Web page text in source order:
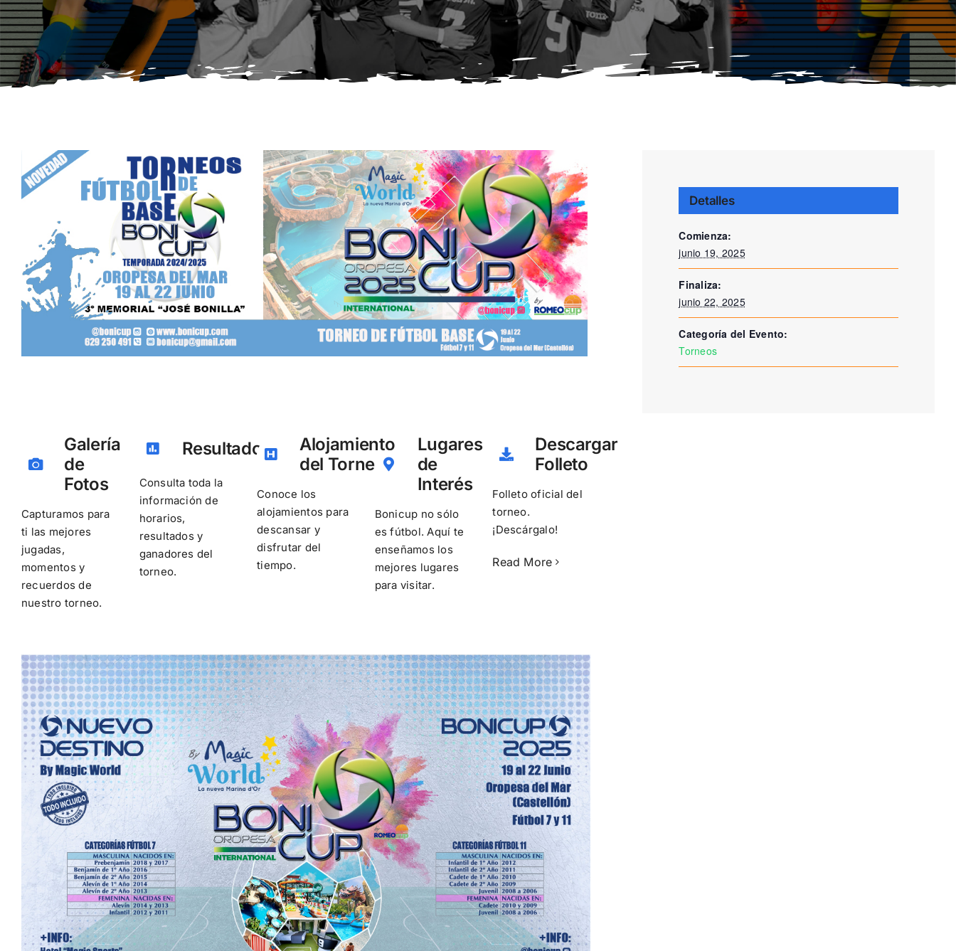
Galería
de
Fotos
Capturamos para
ti las mejores
jugadas,
momentos y
recuerdos de
nuestro torneo.
Resultados
Consulta toda la
información de
horarios,
resultados y
ganadores del
torneo.
Alojamiento
del Torneo
Conoce los
alojamientos para
descansar y
disfrutar del
tiempo.
Lugares
de
Interés
Bonicup no sólo
es fútbol. Aquí te
enseñamos los
mejores lugares
para visitar.
Descargar
Folleto
Folleto oficial del
torneo.
¡Descárgalo!
Read More
Detalles
Comienza:
junio 19, 2025
Finaliza:
junio 22, 2025
Categoría del Evento:
Torneos